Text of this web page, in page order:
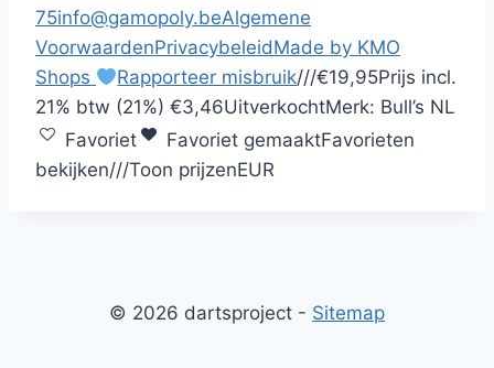
75info@gamopoly.beAlgemene
VoorwaardenPrivacybeleidMade by KMO
Shops
Rapporteer misbruik///€19,95Prijs incl.
21% btw (21%) €3,46UitverkochtMerk: Bull’s NL
Favoriet
Favoriet gemaaktFavorieten
bekijken///Toon prijzenEUR
© 2026 dartsproject - Sitemap